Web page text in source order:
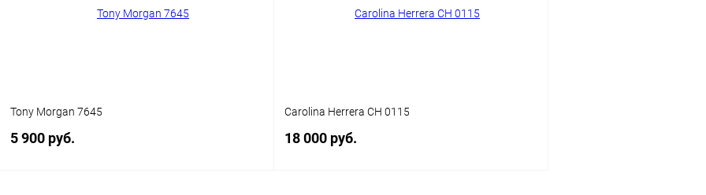
Tony Morgan 7645
5 900 руб.
Carolina Herrera CH 0115
18 000 руб.